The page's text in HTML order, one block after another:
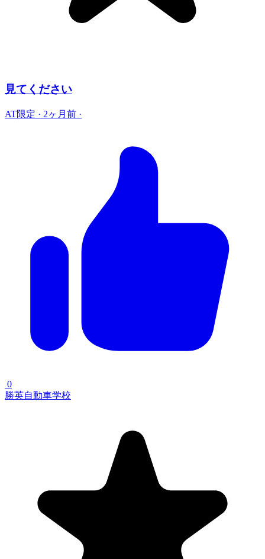
見てください
AT限定 · 2ヶ月前 ·
0
勝英自動車学校